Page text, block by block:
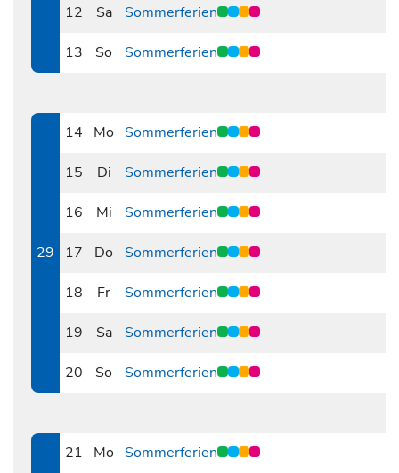
12
Sa Sommerferien
13
So Sommerferien
29
14
Mo Sommerferien
15
Di Sommerferien
16
Mi Sommerferien
17
Do Sommerferien
18
Fr Sommerferien
19
Sa Sommerferien
20
So Sommerferien
21
Mo Sommerferien